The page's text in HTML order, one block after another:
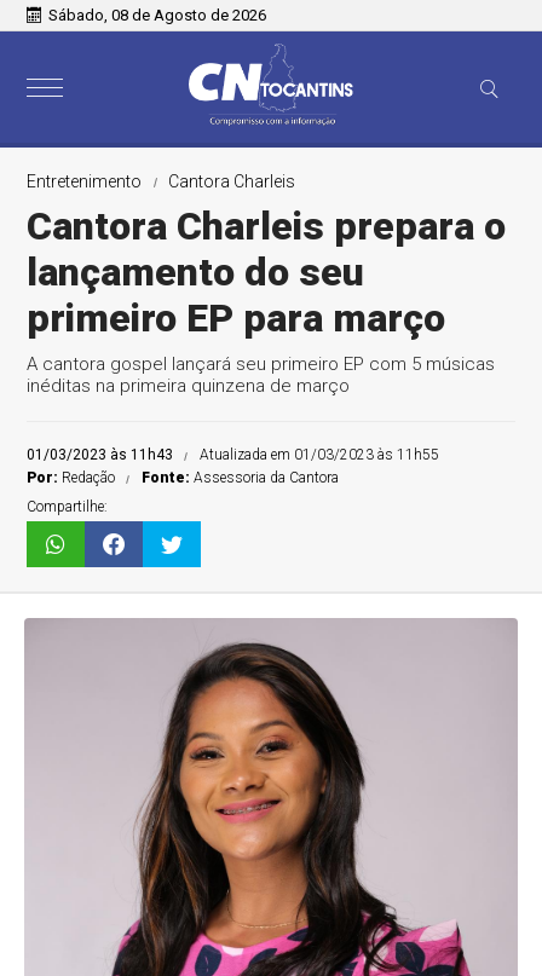
Sábado, 08 de Agosto de 2026
Entretenimento Cantora Charleis
Cantora Charleis prepara o
lançamento do seu
primeiro EP para março
A cantora gospel lançará seu primeiro EP com 5 músicas
inéditas na primeira quinzena de março
01/03/2023 às 11h43
Atualizada em 01/03/2023 às 11h55
Por: Redação Fonte:Assessoria da Cantora
Compartilhe: